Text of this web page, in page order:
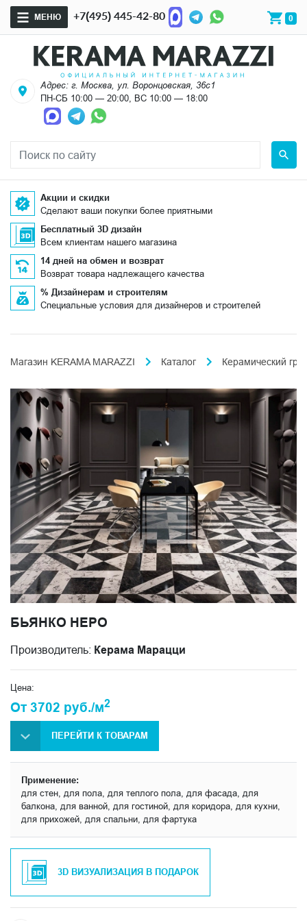
МЕНЮ +7(495) 445-42-80 0
Адрес: г. Москва, ул. Воронцовская, 36с1
ПН-СБ 10:00 — 20:00, ВС 10:00 — 18:00
Акции и скидки
Сделают ваши покупки более приятными
Бесплатный 3D дизайн
Всем клиентам нашего магазина
14 дней на обмен и возврат
Возврат товара надлежащего качества
% Дизайнерам и строителям
Специальные условия для дизайнеров и строителей
Магазин KERAMA MARAZZI Каталог Керамический
БЬЯНКО НЕРО
Производитель: Керама Марацци
Цена:
От 3702 руб./м2
ПЕРЕЙТИ К ТОВАРАМ
Применение:
для стен, для пола, для теплого пола, для фасада, для
балкона, для ванной, для гостиной, для коридора, для кухни,
для прихожей, для спальни, для фартука
3D ВИЗУАЛИЗАЦИЯ В ПОДАРОК